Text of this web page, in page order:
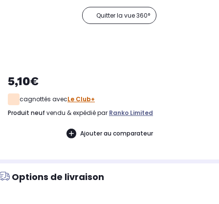
Quitter la vue 360°
5,10€
cagnottés avecLe Club+
produit neuf vendu & expédié par Ranko Limited
Ajouter au comparateur
Options de livraison